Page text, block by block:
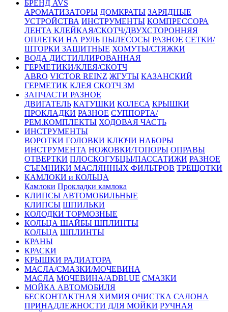
БРЕНД AVS
АРОМАТИЗАТОРЫ ДОМКРАТЫ ЗАРЯДНЫЕ
УСТРОЙСТВА ИНСТРУМЕНТЫ КОМПРЕССОРА
ЛЕНТА КЛЕЙКАЯ/СКОТЧ/ДВУХСТОРОННЯЯ
ОПЛЕТКИ НА РУЛЬ ПЫЛЕСОСЫ РАЗНОЕ СЕТКИ/
ШТОРКИ ЗАЩИТНЫЕ ХОМУТЫ/СТЯЖКИ
ВОДА ДИСТИЛЛИРОВАННАЯ
ГЕРМЕТИКИ/КЛЕЯ/СКОТЧ
ABRO VICTOR REINZ ЖГУТЫ КАЗАНСКИЙ
ГЕРМЕТИК КЛЕЯ СКОТЧ 3М
ЗАПЧАСТИ РАЗНОЕ
ДВИГАТЕЛЬ КАТУШКИ КОЛЕСА КРЫШКИ
ПРОКЛАДКИ РАЗНОЕ СУППОРТА/
РЕМ.КОМПЛЕКТЫ ХОДОВАЯ ЧАСТЬ
ИНСТРУМЕНТЫ
ВОРОТКИ ГОЛОВКИ КЛЮЧИ НАБОРЫ
ИНСТРУМЕНТА НОЖОВКИ/ТОПОРЫ ОПРАВЫ
ОТВЕРТКИ ПЛОСКОГУБЦЫ/ПАССАТИЖИ РАЗНОЕ
СЪЕМНИКИ МАСЛЯННЫХ ФИЛЬТРОВ ТРЕЩОТКИ
КАМЛОКИ и КОЛЬЦА
Камлоки Прокладки камлока
КЛИПСЫ АВТОМОБИЛЬНЫЕ
КЛИПСЫ ШПИЛЬКИ
КОЛОДКИ ТОРМОЗНЫЕ
КОЛЬЦА ШАЙБЫ ШПЛИНТЫ
КОЛЬЦА ШПЛИНТЫ
КРАНЫ
КРАСКИ
КРЫШКИ РАДИАТОРА
МАСЛА/СМАЗКИ/МОЧЕВИНА
МАСЛА МОЧЕВИНА/ADBLUE СМАЗКИ
МОЙКА АВТОМОБИЛЯ
БЕСКОНТАКТНАЯ ХИМИЯ ОЧИСТКА САЛОНА
ПРИНАДЛЕЖНОСТИ ДЛЯ МОЙКИ РУЧНАЯ